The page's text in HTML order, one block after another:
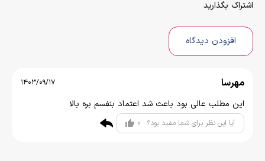
اشتراک بگذارید
افزودن دیدگاه
مهرسا 1403/09/17
این مطلب عالی بود باعث شد اعتماد بنفسم بره بالا
آیا این نظر برای شما مفید بود؟ 0